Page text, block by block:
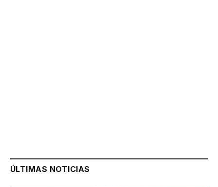
ÚLTIMAS NOTICIAS